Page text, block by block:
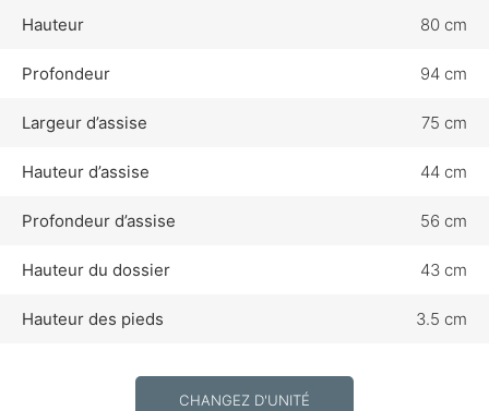
Hauteur 80 cm
Profondeur 94 cm
Largeur d’assise 75 cm
Hauteur d’assise 44 cm
Profondeur d’assise 56 cm
Hauteur du dossier 43 cm
Hauteur des pieds 3.5 cm
CHANGEZ D'UNITÉ